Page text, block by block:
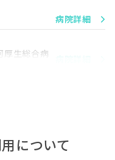
病院詳細
生総合病
病院詳細
について